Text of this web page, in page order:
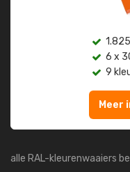
6 x
9
Meer
alle RAL-kleurenwaaiers